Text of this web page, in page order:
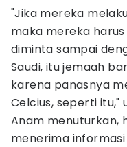
"Jika mereka
maka mereka
diminta sampai
Saudi, itu jemaah
karena panasnya
Celcius, seperti itu,"
Anam menuturkan,
menerima